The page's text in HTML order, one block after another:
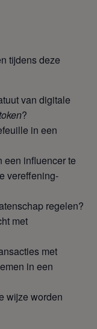
tijdens deze
van digitale
?
in een
een influencer te
vereffening-
regelen?
met
met
in een
wijze worden